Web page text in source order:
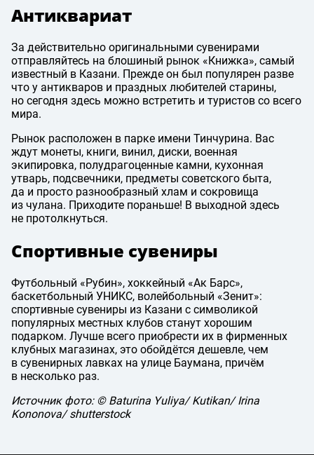
Антиквариат
За действительно оригинальными сувенирами
отправляйтесь на блошиный рынок «Книжка», самый
известный в Казани. Прежде он был популярен разве
что у антикваров и праздных любителей старины,
но сегодня здесь можно встретить и туристов со всего
мира.
Рынок расположен в парке имени Тинчурина. Вас
ждут монеты, книги, винил, диски, военная
экипировка, полудрагоценные камни, кухонная
утварь, подсвечники, предметы советского быта,
да и просто разнообразный хлам и сокровища
из чулана. Приходите пораньше! В выходной здесь
не протолкнуться.
Спортивные сувениры
Футбольный «Рубин», хоккейный «Ак Барс»,
баскетбольный УНИКС, волейбольный «Зенит»:
спортивные сувениры из Казани с символикой
популярных местных клубов станут хорошим
подарком. Лучше всего приобрести их в фирменных
клубных магазинах, это обойдётся дешевле, чем
в сувенирных лавках на улице Баумана, причём
в несколько раз.
Источник фото: © Baturina Yuliya/ Kutikan/ Irina
Kononova/ shutterstock